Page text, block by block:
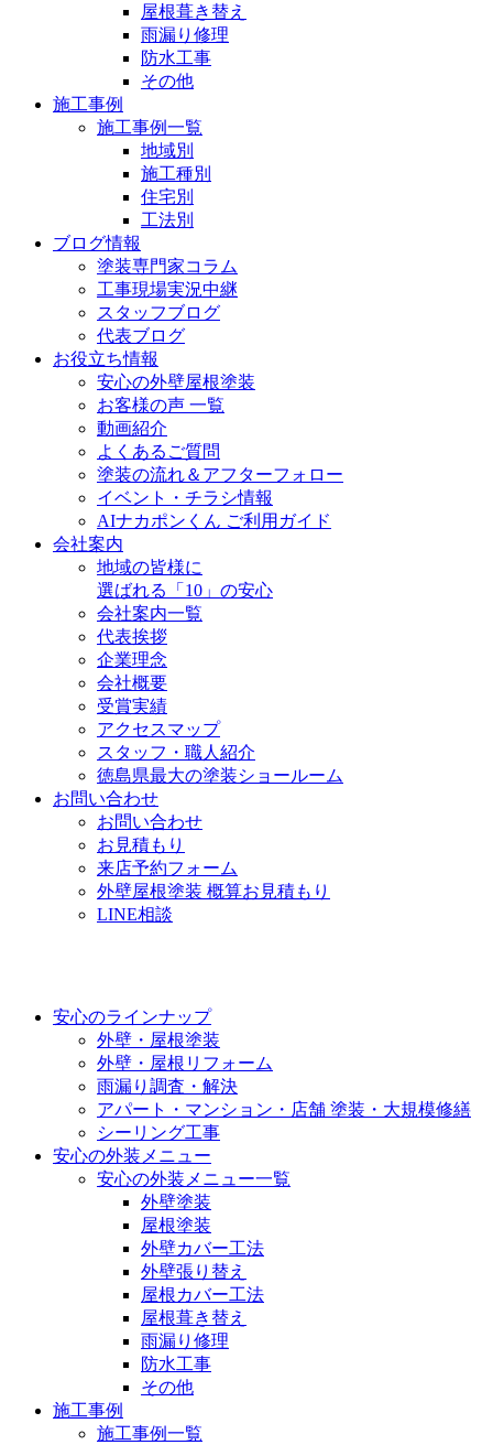
屋根葺き替え
雨漏り修理
防水工事
その他
施工事例
施工事例一覧
地域別
施工種別
住宅別
工法別
ブログ情報
塗装専門家コラム
工事現場実況中継
スタッフブログ
代表ブログ
お役立ち情報
安心の外壁屋根塗装
お客様の声 一覧
動画紹介
よくあるご質問
塗装の流れ＆アフターフォロー
イベント・チラシ情報
AIナカポンくん ご利用ガイド
会社案内
地域の皆様に
選ばれる「10」の安心
会社案内一覧
代表挨拶
企業理念
会社概要
受賞実績
アクセスマップ
スタッフ・職人紹介
徳島県最大の塗装ショールーム
お問い合わせ
お問い合わせ
お見積もり
来店予約フォーム
外壁屋根塗装 概算お見積もり
LINE相談
安心のラインナップ
外壁・屋根塗装
外壁・屋根リフォーム
雨漏り調査・解決
アパート・マンション・店舗 塗装・大規模修繕
シーリング工事
安心の外装メニュー
安心の外装メニュー一覧
外壁塗装
屋根塗装
外壁カバー工法
外壁張り替え
屋根カバー工法
屋根葺き替え
雨漏り修理
防水工事
その他
施工事例
施工事例一覧